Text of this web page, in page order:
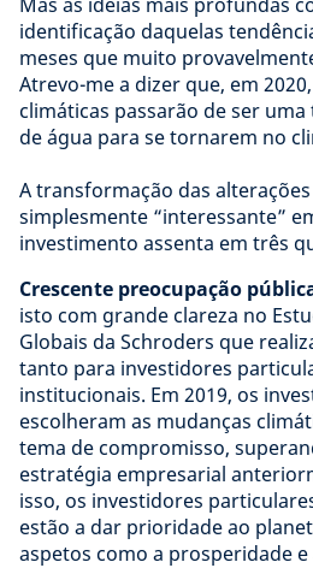
identificação daquelas
meses que muito
Atrevo-me a dizer que, em
climáticas passarão de ser
de água para se tornarem no
A transformação das
simplesmente “interessante”
investimento assenta em três
Crescente preocupação
isto com grande clareza no
Globais da Schroders que
tanto para investidores
institucionais. Em 2019, os
escolheram as mudanças
tema de compromisso,
estratégia empresarial
isso, os investidores
estão a dar prioridade ao
aspetos como a prosperidade e